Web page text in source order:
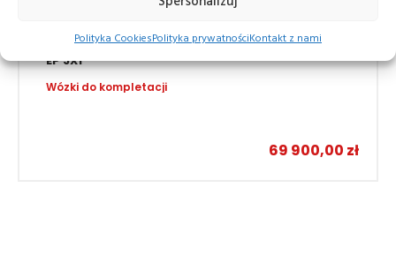
Polityka CookiesPolityka prywatnościKontakt z nami
EP JX1
Wózki do kompletacji
69 900,00 zł